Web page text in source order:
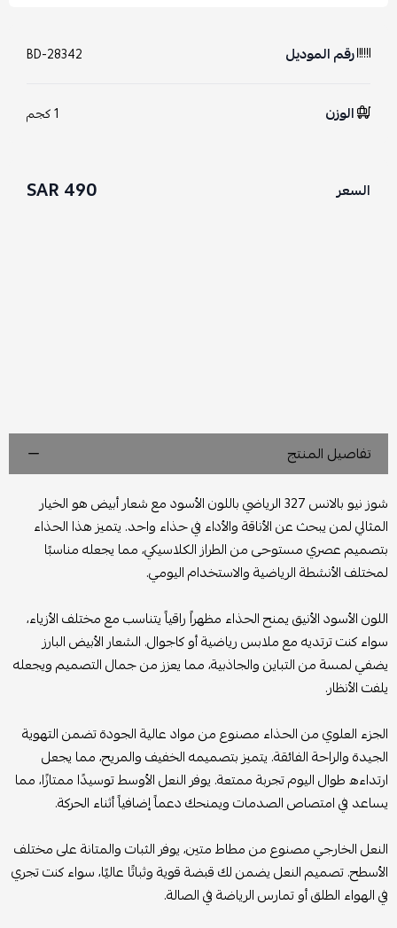
رقم الموديل BD-28342
الوزن 1 كجم
السعر 490 SAR
تفاصيل المنتج
شوز نيو بالانس 327 الرياضي باللون الأسود مع شعار أبيض هو الخيار
المثالي لمن يبحث عن الأناقة والأداء في حذاء واحد. يتميز هذا الحذاء
بتصميم عصري مستوحى من الطراز الكلاسيكي، مما يجعله مناسبًا
لمختلف الأنشطة الرياضية والاستخدام اليومي.
اللون الأسود الأنيق يمنح الحذاء مظهراً راقياً يتناسب مع مختلف الأزياء،
سواء كنت ترتديه مع ملابس رياضية أو كاجوال. الشعار الأبيض البارز
يضفي لمسة من التباين والجاذبية، مما يعزز من جمال التصميم ويجعله
يلفت الأنظار.
الجزء العلوي من الحذاء مصنوع من مواد عالية الجودة تضمن التهوية
الجيدة والراحة الفائقة. يتميز بتصميمه الخفيف والمريح، مما يجعل
ارتداءه طوال اليوم تجربة ممتعة. يوفر النعل الأوسط توسيدًا ممتازًا، مما
يساعد في امتصاص الصدمات ويمنحك دعماً إضافياً أثناء الحركة.
النعل الخارجي مصنوع من مطاط متين، يوفر الثبات والمتانة على مختلف
الأسطح. تصميم النعل يضمن لك قبضة قوية وثباتًا عاليًا، سواء كنت تجري
في الهواء الطلق أو تمارس الرياضة في الصالة.